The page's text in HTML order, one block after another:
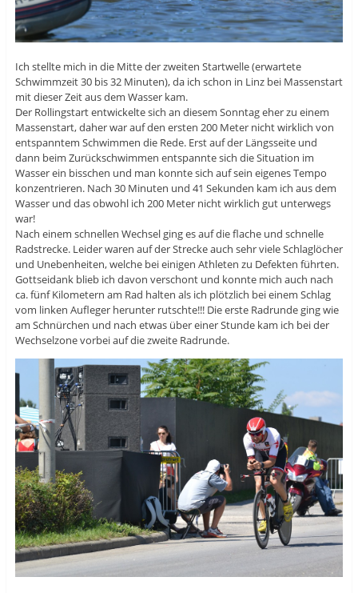
Ich stellte mich in die Mitte der zweiten Startwelle (erwartete
Schwimmzeit 30 bis 32 Minuten), da ich schon in Linz bei Massenstart
mit dieser Zeit aus dem Wasser kam.
Der Rollingstart entwickelte sich an diesem Sonntag eher zu einem
Massenstart, daher war auf den ersten 200 Meter nicht wirklich von
entspanntem Schwimmen die Rede. Erst auf der Längsseite und
dann beim Zurückschwimmen entspannte sich die Situation im
Wasser ein bisschen und man konnte sich auf sein eigenes Tempo
konzentrieren. Nach 30 Minuten und 41 Sekunden kam ich aus dem
Wasser und das obwohl ich 200 Meter nicht wirklich gut unterwegs
war!
Nach einem schnellen Wechsel ging es auf die flache und schnelle
Radstrecke. Leider waren auf der Strecke auch sehr viele Schlaglöcher
und Unebenheiten, welche bei einigen Athleten zu Defekten führten.
Gottseidank blieb ich davon verschont und konnte mich auch nach
ca. fünf Kilometern am Rad halten als ich plötzlich bei einem Schlag
vom linken Aufleger herunter rutschte!!! Die erste Radrunde ging wie
am Schnürchen und nach etwas über einer Stunde kam ich bei der
Wechselzone vorbei auf die zweite Radrunde.